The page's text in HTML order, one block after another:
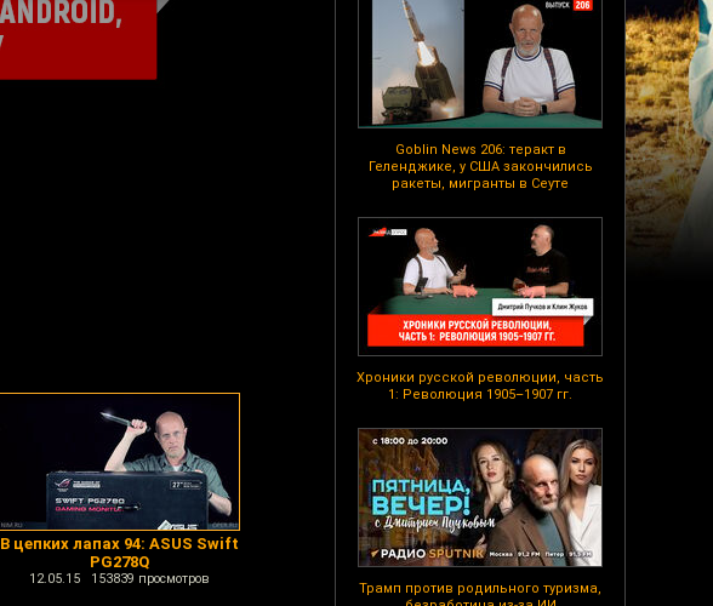
Goblin News 206: теракт в
Геленджике, у США закончились
ракеты, мигранты в Сеуте
Хроники русской революции, часть
1: Революция 1905–1907 гг.
Трамп против родильного туризма,
В цепких лапах 94: ASUS Swift
PG278Q
12.05.15 153839 просмотров